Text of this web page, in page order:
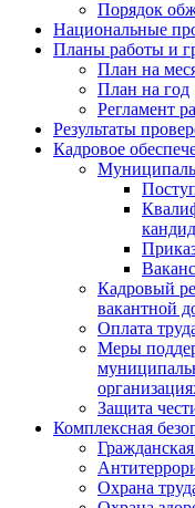
Порядок
Национальные
Планы работы и
План на
План на год
Регламент
Результаты
Кадровое
Кадровый
вакантной
Оплата
Меры
Защита
Комплексная
Охрана